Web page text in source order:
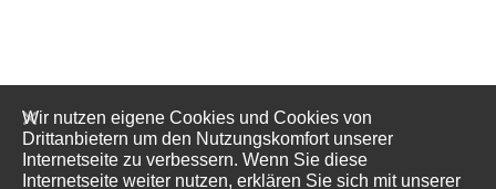
Wir nutzen eigene Cookies und Cookies von
Drittanbietern um den Nutzungskomfort unserer
Internetseite zu verbessern. Wenn Sie diese
Internetseite weiter nutzen, erklären Sie sich mit unserer